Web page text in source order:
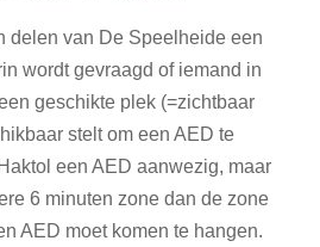
delen van De Speelheide een
wordt gevraagd of iemand in
geschikte plek (=zichtbaar
stelt om een AED te
een AED aanwezig, maar
6 minuten zone dan de zone
AED moet komen te hangen.